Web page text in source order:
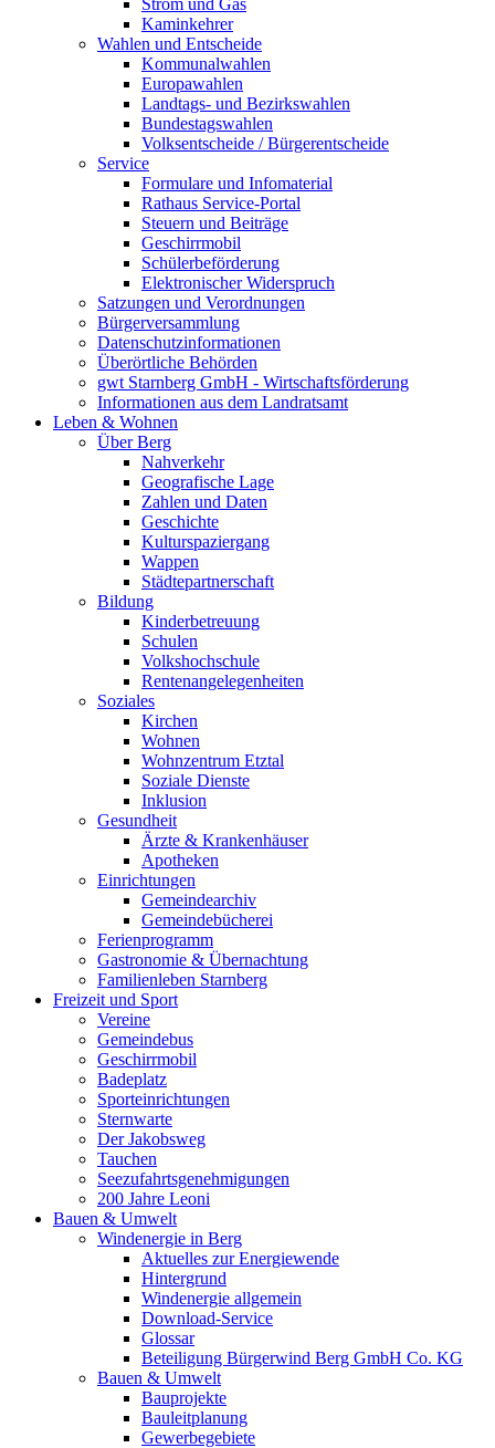
Strom und Gas
Kaminkehrer
Wahlen und Entscheide
Kommunalwahlen
Europawahlen
Landtags- und Bezirkswahlen
Bundestagswahlen
Volksentscheide / Bürgerentscheide
Service
Formulare und Infomaterial
Rathaus Service-Portal
Steuern und Beiträge
Geschirrmobil
Schülerbeförderung
Elektronischer Widerspruch
Satzungen und Verordnungen
Bürgerversammlung
Datenschutzinformationen
Überörtliche Behörden
gwt Starnberg GmbH - Wirtschaftsförderung
Informationen aus dem Landratsamt
Leben & Wohnen
Über Berg
Nahverkehr
Geografische Lage
Zahlen und Daten
Geschichte
Kulturspaziergang
Wappen
Städtepartnerschaft
Bildung
Kinderbetreuung
Schulen
Volkshochschule
Rentenangelegenheiten
Soziales
Kirchen
Wohnen
Wohnzentrum Etztal
Soziale Dienste
Inklusion
Gesundheit
Ärzte & Krankenhäuser
Apotheken
Einrichtungen
Gemeindearchiv
Gemeindebücherei
Ferienprogramm
Gastronomie & Übernachtung
Familienleben Starnberg
Freizeit und Sport
Vereine
Gemeindebus
Geschirrmobil
Badeplatz
Sporteinrichtungen
Sternwarte
Der Jakobsweg
Tauchen
Seezufahrtsgenehmigungen
200 Jahre Leoni
Bauen & Umwelt
Windenergie in Berg
Aktuelles zur Energiewende
Hintergrund
Windenergie allgemein
Download-Service
Glossar
Beteiligung Bürgerwind Berg GmbH Co. KG
Bauen & Umwelt
Bauprojekte
Bauleitplanung
Gewerbegebiete